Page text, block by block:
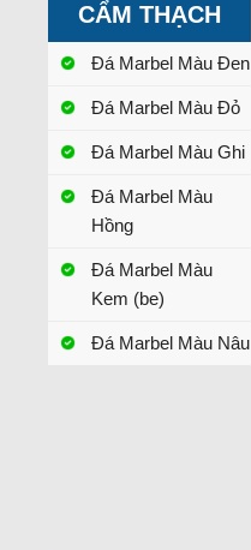
CẨM THẠCH
Đá Marbel Màu Đen
Đá Marbel Màu Đỏ
Đá Marbel Màu Ghi
Đá Marbel Màu
Hồng
Đá Marbel Màu
Kem (be)
Đá Marbel Màu Nâu